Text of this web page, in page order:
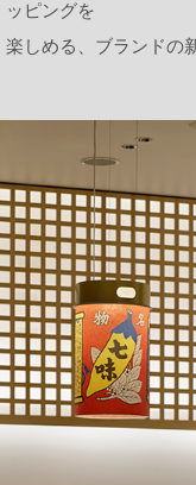
ッピングを
楽しめる、ブランドの